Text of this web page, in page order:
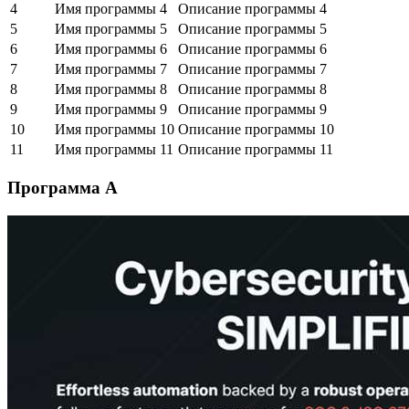
4
Имя программы 4
Описание программы 4
5
Имя программы 5
Описание программы 5
6
Имя программы 6
Описание программы 6
7
Имя программы 7
Описание программы 7
8
Имя программы 8
Описание программы 8
9
Имя программы 9
Описание программы 9
10
Имя программы 10 Описание программы 10
11
Имя программы 11 Описание программы 11
Программа A